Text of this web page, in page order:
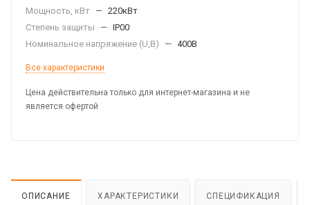
Мощность, кВт — 220кВт
Степень защиты
— IP00
Номинальное напряжение (U,B)
— 400В
Все характеристики
Цена действительна только для интернет-магазина и не
является офертой
ОПИСАНИЕ ХАРАКТЕРИСТИКИ СПЕЦИФИКАЦИЯ